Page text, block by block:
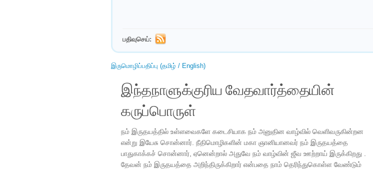
பதிவுசெய்:
இருமொழிப்பதிப்பு (தமிழ் / English)
இந்தநாளுக்குரிய வேதவார்த்தையின்
கருப்பொருள்
நம் இருதயத்தில் உள்ளவைகளே கடைசியாக நம் அனுதின வாழ்வில் வெளிவருகின்றன
என்று இயேசு சொன்னார். நீதிமொழிகளின் மகா ஞானியானவர் நம் இருதயத்தை
பாதுகாக்கச் சொன்னார், ஏனென்றால் அதுவே நம் வாழ்வின் ஜீவ ஊற்றாய் இருக்கிறது .
தேவன் நம் இருதயத்தை அறிந்திருக்கிறார் என்பதை நாம் தெரிந்துகொள்ள வேண்டும்